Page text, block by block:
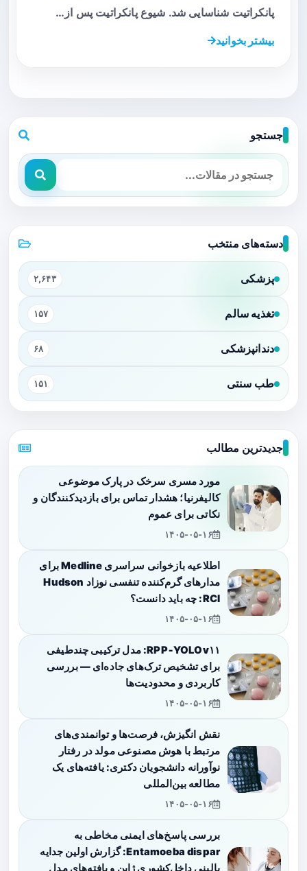
پانکراتیت شناسایی شد. شیوع پانکراتیت پس از…
بیشتر بخوانید
جستجو
دسته‌های منتخب
پزشکی ۲,۶۴۳
تغذیه سالم ۱۵۷
دندانپزشکی ۶۸
طب سنتی ۱۵۱
جدیدترین مطالب
مورد مسری سرخک در پارک موضوعی
کالیفرنیا؛ هشدار تماس برای بازدیدکنندگان و
نکاتی برای عموم
۱۴۰۵-۰۵-۱۶
اطلاعیه بازخوانی سراسری Medline برای
مدارهای گرم‌کننده تنفسی نوزاد Hudson
RCI: چه باید دانست؟
۱۴۰۵-۰۵-۱۶
RPP‑YOLOv۱۱: مدل ترکیبی چندطیفی
برای تشخیص ترک‌های جاده‌ای — بررسی
کاربردی و محدودیت‌ها
۱۴۰۵-۰۵-۱۶
نقش انگیزش، فرصت‌ها و توانمندی‌های
مرتبط با هوش مصنوعی مولد در رفتار
نوآورانه دانشجویان دکتری: یافته‌های یک
مطالعه بین‌المللی
۱۴۰۵-۰۵-۱۶
بررسی پاسخ‌های ایمنی مخاطی به
Entamoeba dispar: گزارش اولین جدایه